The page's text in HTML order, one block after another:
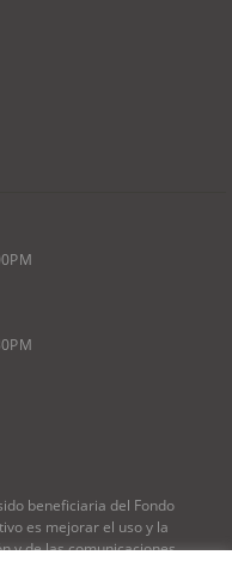
beneficiaria del Fondo
es mejorar el uso y la
y de las comunicaciones